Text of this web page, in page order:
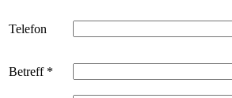
Telefon
Betreff *